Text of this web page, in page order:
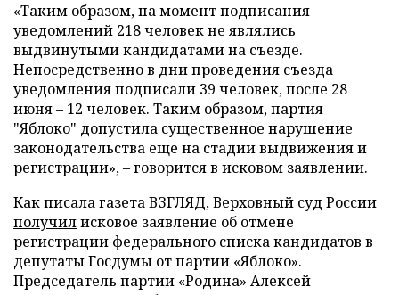
«Таким образом, на момент подписания
уведомлений 218 человек не являлись
выдвинутыми кандидатами на съезде.
Непосредственно в дни проведения съезда
уведомления подписали 39 человек, после 28
июня – 12 человек. Таким образом, партия
"Яблоко" допустила существенное нарушение
законодательства еще на стадии выдвижения и
регистрации», – говорится в исковом заявлении.
Как писала газета ВЗГЛЯД, Верховный суд России
получилисковое заявление об отмене
регистрации федерального списка кандидатов в
депутаты Госдумы от партии «Яблоко».
Председатель партии «Родина» Алексей